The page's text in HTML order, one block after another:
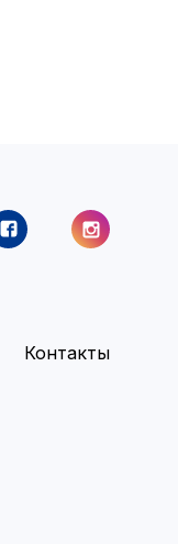
Контакты